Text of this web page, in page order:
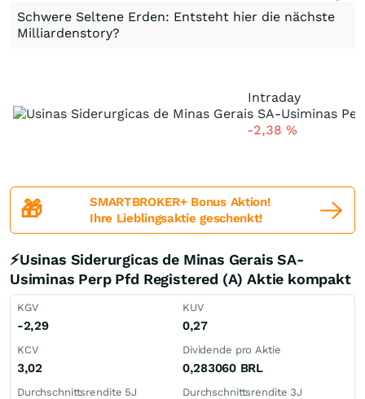
Schwere Seltene Erden: Entsteht hier die nächste
Milliardenstory?
Intraday
-2,38 %
🎁
SMARTBROKER+ Bonus Aktion!
Ihre Lieblingsaktie geschenkt!
⚡Usinas Siderurgicas de Minas Gerais SA-
Usiminas Perp Pfd Registered (A) Aktie kompakt
KGV
-2,29
KUV
0,27
KCV
3,02
Dividende pro Aktie
0,283060 BRL
Durchschnittsrendite 5J Durchschnittsrendite 3J